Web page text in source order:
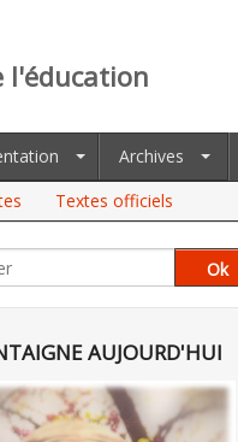
l'éducation
Archives
Textes officiels
AUJOURD'HUI